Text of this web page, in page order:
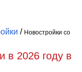
/ Новостройки со
в 2026 году в